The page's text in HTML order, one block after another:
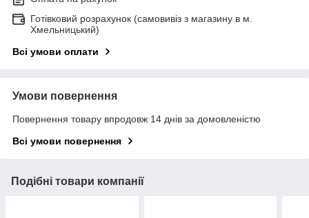
Готівковий розрахунок (самовивіз з магазину в м.
Хмельницький)
Всі умови оплати
Умови повернення
Повернення товару впродовж 14 днів за домовленістю
Всі умови повернення
Подібні товари компанії